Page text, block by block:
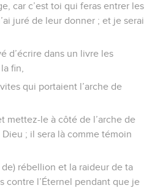
car c’est toi qui feras entrer les
juré de leur donner ; et je serai
d’écrire dans un livre les
fin,
qui portaient l’arche de
mettez-le à côté de l’arche de
Dieu ; il sera là comme témoin
rébellion et la raideur de ta
contre l’Éternel pendant que je